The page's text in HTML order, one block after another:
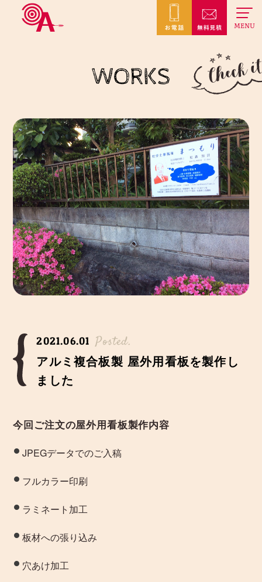
MENU
WORKS
2021.06.01 Posted.
アルミ複合板製 屋外用看板を製作し
ました
今回ご注文の屋外用看板製作内容
JPEGデータでのご入稿
フルカラー印刷
ラミネート加工
板材への張り込み
穴あけ加工